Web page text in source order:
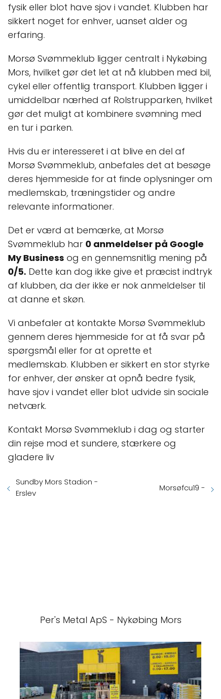
fysik eller blot have sjov i vandet. Klubben har
sikkert noget for enhver, uanset alder og
erfaring.
Morsø Svømmeklub ligger centralt i Nykøbing
Mors, hvilket gør det let at nå klubben med bil,
cykel eller offentlig transport. Klubben ligger i
umiddelbar nærhed af Rolstrupparken, hvilket
gør det muligt at kombinere svømning med
en tur i parken.
Hvis du er interesseret i at blive en del af
Morsø Svømmeklub, anbefales det at besøge
deres hjemmeside for at finde oplysninger om
medlemskab, træningstider og andre
relevante informationer.
Det er værd at bemærke, at Morsø
Svømmeklub har 0 anmeldelser på Google
My Business og en gennemsnitlig mening på
0/5. Dette kan dog ikke give et præcist indtryk
af klubben, da der ikke er nok anmeldelser til
at danne et skøn.
Vi anbefaler at kontakte Morsø Svømmeklub
gennem deres hjemmeside for at få svar på
spørgsmål eller for at oprette et
medlemskab. Klubben er sikkert en stor styrke
for enhver, der ønsker at opnå bedre fysik,
have sjov i vandet eller blot udvide sin sociale
netværk.
Kontakt Morsø Svømmeklub i dag og starter
din rejse mod et sundere, stærkere og
gladere liv
Sundby Mors Stadion -
Erslev
Morsøfcu19 -
Per's Metal ApS - Nykøbing Mors